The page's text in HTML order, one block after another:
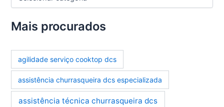
e
g
r
a
Mais procurados
agilidade serviço cooktop dcs
assistência churrasqueira dcs especializada
assistência técnica churrasqueira dcs